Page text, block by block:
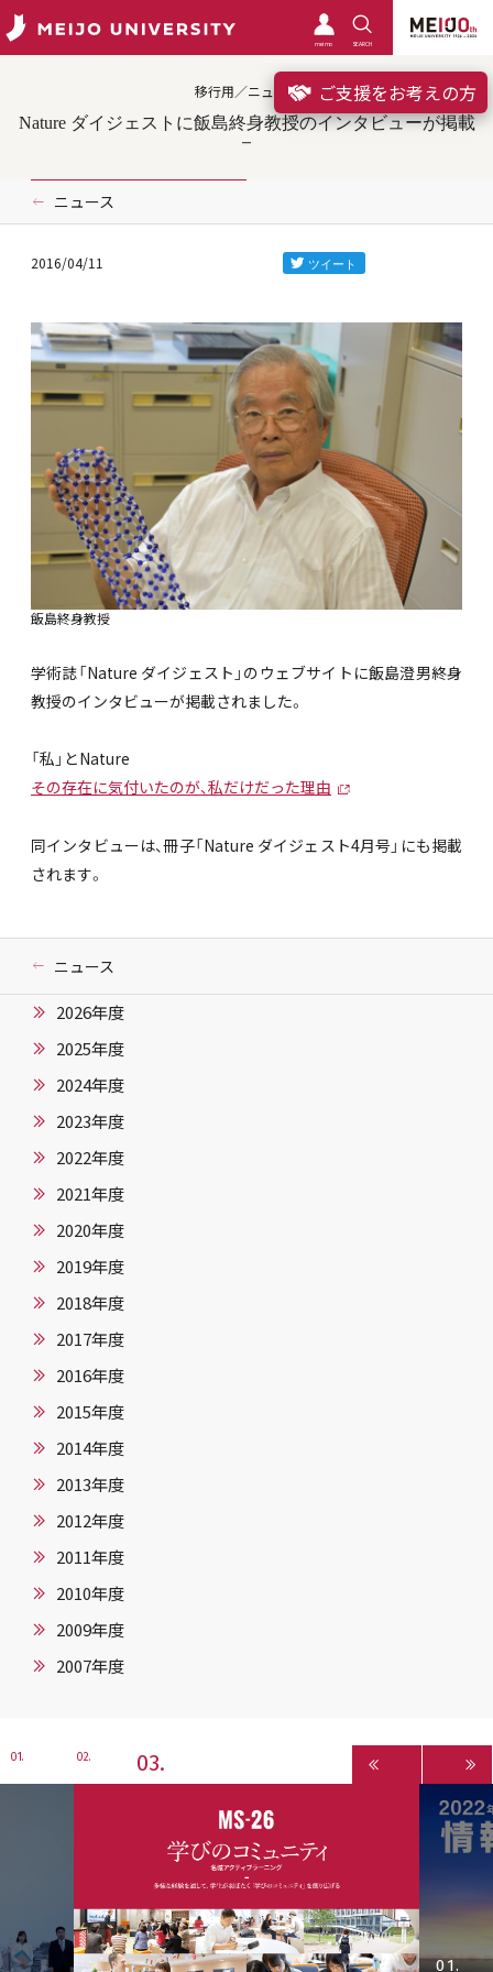
meimo SEARCH
ご支援をお考えの方
移行用／ニュース
Nature ダイジェストに飯島終身教授のインタビューが掲載
ニュース
2016/04/11
飯島終身教授
学術誌「Nature ダイジェスト」のウェブサイトに飯島澄男終身
教授のインタビューが掲載されました。
「私」とNature
その存在に気付いたのが、私だけだった理由
同インタビューは、冊子「Nature ダイジェスト4月号」にも掲載
されます。
ニュース
2026年度
2025年度
2024年度
2023年度
2022年度
2021年度
2020年度
2019年度
2018年度
2017年度
2016年度
2015年度
2014年度
2013年度
2012年度
2011年度
2010年度
2009年度
2007年度
1 2 3